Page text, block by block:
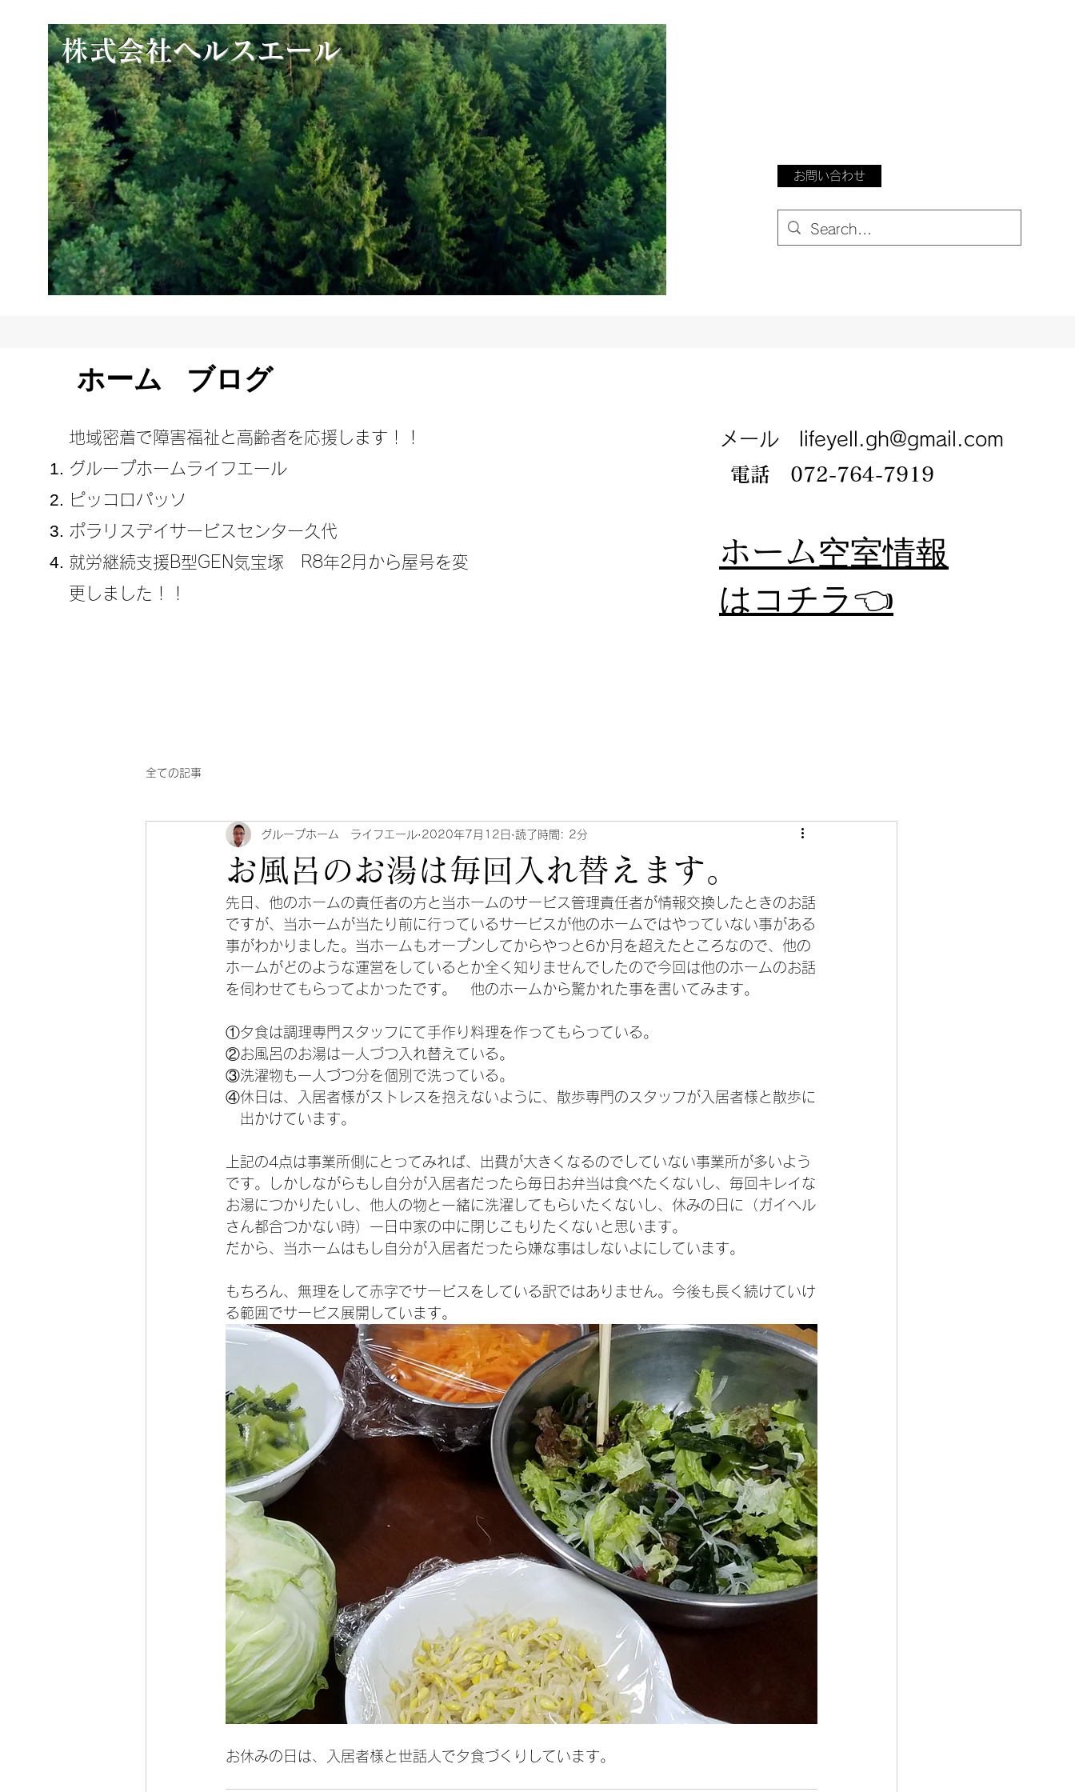
​株式会社ヘルスエール
お問い合わせ
ホーム ブログ
地域密着で障害福祉と高齢者を応援します！！
グループホームライフエール
ピッコロパッソ
ポラリスデイサービスセンター久代
​就労継続支援B型GEN気宝塚 R8年2月から屋号を変
更しました！！
メール
lifeyell.gh@gmail.com
電話 072-764-7919
​ホーム空室情報
​はコチラ👈
全ての記事
お風呂のお湯は毎回入れ替えます。
グループホーム ライフエール 2020年7月12日 読了時間: 2分
先日、他のホームの責任者の方と当ホームのサービス管理責任者が情報交換したときのお話
ですが、当ホームが当たり前に行っているサービスが他のホームではやっていない事がある
事がわかりました。当ホームもオープンしてからやっと6か月を超えたところなので、他の
ホームがどのような運営をしているとか全く知りませんでしたので今回は他のホームのお話
を伺わせてもらってよかったです。　他のホームから驚かれた事を書いてみます。
①夕食は調理専門スタッフにて手作り料理を作ってもらっている。
②お風呂のお湯は一人づつ入れ替えている。
③洗濯物も一人づつ分を個別で洗っている。
④休日は、入居者様がストレスを抱えないように、散歩専門のスタッフが入居者様と散歩に
出かけています。
上記の4点は事業所側にとってみれば、出費が大きくなるのでしていない事業所が多いよう
です。しかしながらもし自分が入居者だったら毎日お弁当は食べたくないし、毎回キレイな
お湯につかりたいし、他人の物と一緒に洗濯してもらいたくないし、休みの日に（ガイヘル
さん都合つかない時）一日中家の中に閉じこもりたくないと思います。
だから、当ホームはもし自分が入居者だったら嫌な事はしないよにしています。
もちろん、無理をして赤字でサービスをしている訳ではありません。今後も長く続けていけ
る範囲でサービス展開しています。
お休みの日は、入居者様と世話人で夕食づくりしています。